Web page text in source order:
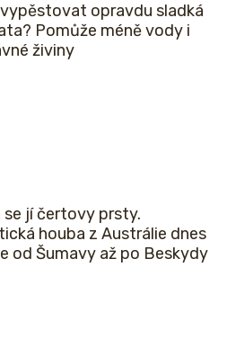
opravdu sladká
Pomůže méně vody i
živiny
se jí čertovy prsty.
houba z Austrálie dnes
od Šumavy až po Beskydy